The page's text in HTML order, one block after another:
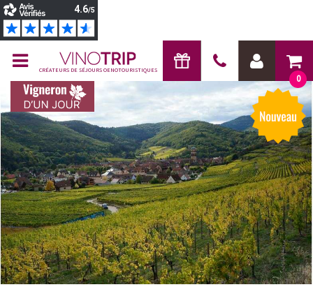
0
CRÉATEURS DE SÉJOURS OENOTOURISTIQUES